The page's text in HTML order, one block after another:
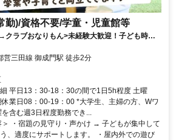
勤)/資格不要/学童・児童館等
クラブおなりもん>未経験大歓迎！子ども時代
に楽しめるなら大丈夫！ 小学生と放課後を過ご
ありません。
営三田線 御成門駅 徒歩2分
平日13：30-18：30の間で1日5h程度 土曜
業日08：00-19：00 *大学生、主婦の方、Wワ
含む週3日程度勤務でき...
・宿題の見守り・声かけ → 子どもが集中して
、適度にサポートします。 ・屋内外での遊び